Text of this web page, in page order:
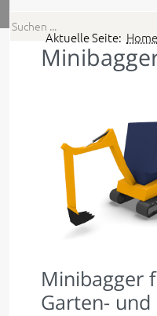
Aktuelle Seite: Home
Minibagger
Garten-